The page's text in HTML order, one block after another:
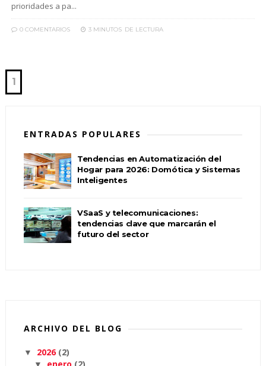
prioridades a pa...
0 COMENTARIOS 3 MINUTOS DE LECTURA
1
ENTRADAS POPULARES
Tendencias en Automatización del
Hogar para 2026: Domótica y Sistemas
Inteligentes
VSaaS y telecomunicaciones:
tendencias clave que marcarán el
futuro del sector
ARCHIVO DEL BLOG
▼ 2026 (2)
▼ enero (2)